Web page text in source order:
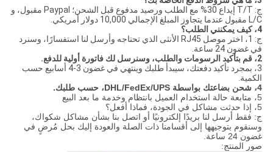
ج: T/T إيداع 30% مع الطلب ورصيد مدفوع قبل الشحن؛ Paypal مقبول، و
L/C مقبول عندما يتجاوز المبلغ الإجمالي 10,000 دولار أمريكي.
4، كيف يمكنني الطلب؟
ج: 1، اختر موصل RJ45 الأنثى الذي تحتاجه وأرسل لنا استفسارًا، وسنرد
في غضون 24 ساعة.
2، قم بتأكيد الرسومات والطلب، وسنرسل لك فاتورة أولية للدفع.
3، بمجرد تأكيد دفعتك، سيبدأ طلبك وينتهي في غضون 3-4 أسابيع حسب
الكمية.
4، شحن بضاعتك بواسطة DHL/FedEx/UPS، حسب طلبك.
5، متابعة حالة استخدام العميل بانتظام وخدمة ما بعد البيع
5، إذا حدثت مشاكل في الجودة، فماذا أفعل؟
ج: فقط أرسل لنا بريدًا إلكترونيًا أو اتصل بنا بشأن مشاكل شكواك،
وسنقوم بتوجيهها إلى أقسامنا ذات الصلة والعودة إليك بحل مُرضٍ في
غضون 24 ساعة.
صور المنتج: